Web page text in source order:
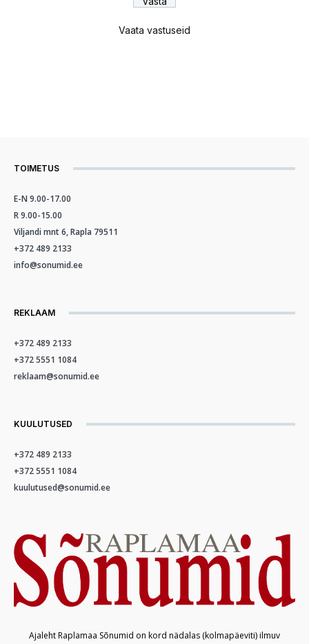
Vaata vastuseid
TOIMETUS
E-N 9.00-17.00
R 9.00-15.00
Viljandi mnt 6, Rapla 79511
+372 489 2133
info@sonumid.ee
REKLAAM
+372 489 2133
+372 5551 1084
reklaam@sonumid.ee
KUULUTUSED
+372 489 2133
+372 5551 1084
kuulutused@sonumid.ee
Ajaleht Raplamaa Sõnumid on kord nädalas (kolmapäeviti) ilmuv